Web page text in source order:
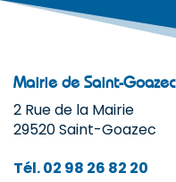
Mairie de Saint-Goazec
2 Rue de la Mairie
29520 Saint-Goazec
Tél. 02 98 26 82 20